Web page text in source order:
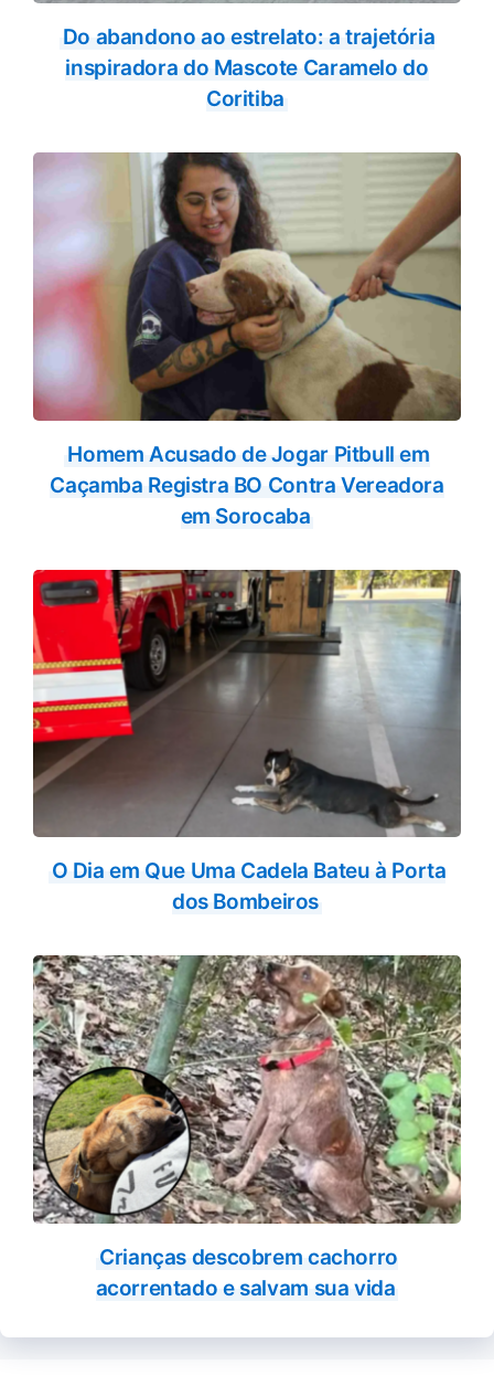
Do abandono ao estrelato: a trajetória
inspiradora do Mascote Caramelo do
Coritiba
Homem Acusado de Jogar Pitbull em
Caçamba Registra BO Contra Vereadora
em Sorocaba
O Dia em Que Uma Cadela Bateu à Porta
dos Bombeiros
Crianças descobrem cachorro
acorrentado e salvam sua vida